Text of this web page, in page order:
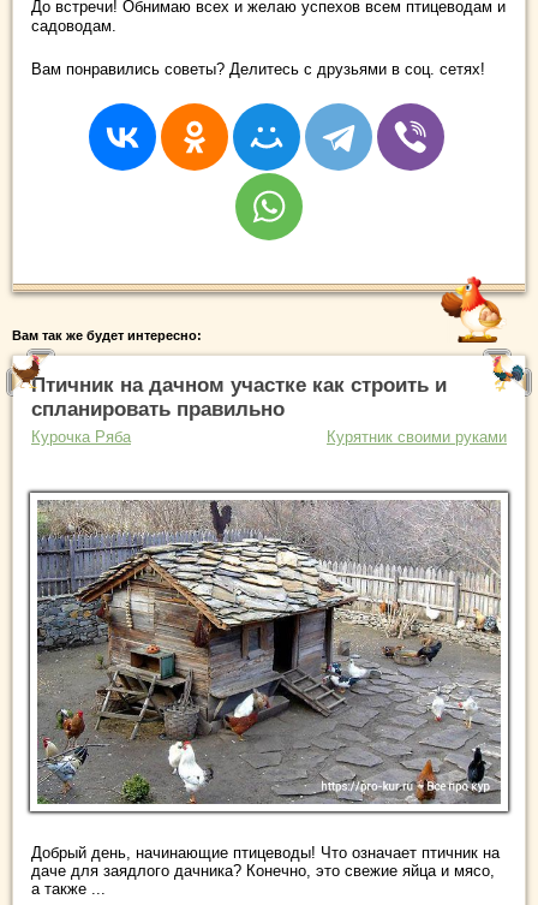
До встречи! Обнимаю всех и желаю успехов всем птицеводам и
садоводам.
Вам понравились советы? Делитесь с друзьями в соц. сетях!
Вам так же будет интересно:
Птичник на дачном участке как строить и
спланировать правильно
Курочка Ряба Курятник своими руками
Добрый день, начинающие птицеводы! Что означает птичник на
даче для заядлого дачника? Конечно, это свежие яйца и мясо,
а также ...